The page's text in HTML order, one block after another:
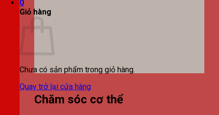
0
Giỏ hàng
Chưa có sản phẩm trong giỏ hàng.
Quay trở lại cửa hàng
Chăm sóc cơ thể